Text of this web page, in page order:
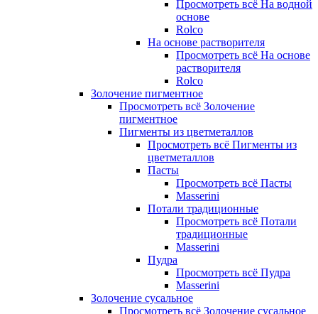
Просмотреть всё На водной
основе
Rolco
На основе растворителя
Просмотреть всё На основе
растворителя
Rolco
Золочение пигментное
Просмотреть всё Золочение
пигментное
Пигменты из цветметаллов
Просмотреть всё Пигменты из
цветметаллов
Пасты
Просмотреть всё Пасты
Masserini
Потали традиционные
Просмотреть всё Потали
традиционные
Masserini
Пудра
Просмотреть всё Пудра
Masserini
Золочение сусальное
Просмотреть всё Золочение сусальное